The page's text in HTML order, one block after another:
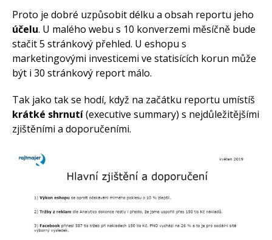
Proto je dobré uzpůsobit délku a obsah reportu jeho
účelu. U malého webu s 10 konverzemi měsíčně bude
stačit 5 stránkový přehled. U eshopu s
marketingovými investicemi ve statisících korun může
být i 30 stránkový report málo.
Tak jako tak se hodí, když na začátku reportu umístíš
krátké shrnutí(executive summary) s nejdůležitějšími
zjištěními a doporučeními.